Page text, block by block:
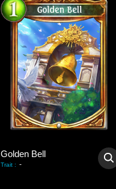
Golden Bell
Trait : -